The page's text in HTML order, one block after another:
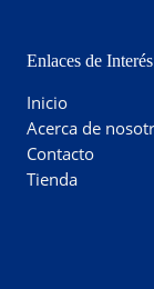
Enlaces de Interés
Inicio
Acerca de
Contacto
Tienda